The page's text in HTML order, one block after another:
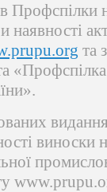
Профспілки
наявності
та
«Профспілка
виноски